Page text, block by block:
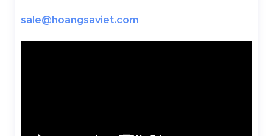
sale@hoangsaviet.com